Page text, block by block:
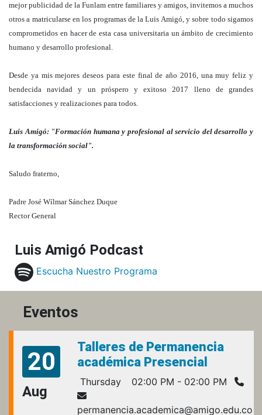
mejor publicidad de la Funlam entre familiares y amigos, invitemos a muchos
otros a matricularse en los programas de la Luis Amigó, y sobre todo sigamos
comprometidos en hacer de esta casa universitaria un ámbito de crecimiento
humano y desarrollo profesional.
Desde ya mis mejores deseos para este final de año 2016, una muy feliz y
bendecida navidad y un próspero y exitoso 2017 lleno de grandes
satisfacciones y realizaciones para todos.
Luis Amigó: "Formación humana y profesional al servicio del desarrollo y
la transformación social".
Saludo fraterno,
Padre José Wílmar Sánchez Duque
Rector General
Luis Amigó Podcast
Escucha Nuestro Programa
Eventos
20
Aug
Talleres de Permanencia
académica Presencial
Thursday 02:00 PM - 02:00 PM
permanencia.academica@amigo.edu.co